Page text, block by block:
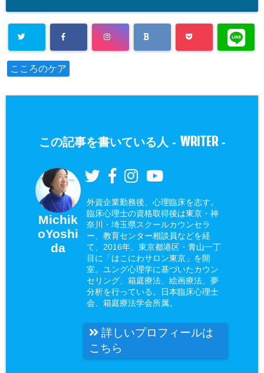
こころのケア
この記事を書いている人 - WRITER-
Michik
oYoshi
da
外資企業勤務後、心理臨床を志す。
臨床心理士の資格取得後は東京・神
奈川・埼玉県スクールカウンセラ
ー、教育センター相談員などを経
て、2016年、東京都港区・青山一丁
目に「はこにわサロン東京」を開
室。ユング心理学に基づいたカウン
セリング、箱庭療法、絵画療法、夢
分析を行っている。日本臨床心理士
会、箱庭療法学会所属。
詳しいプロフィールは
こちら